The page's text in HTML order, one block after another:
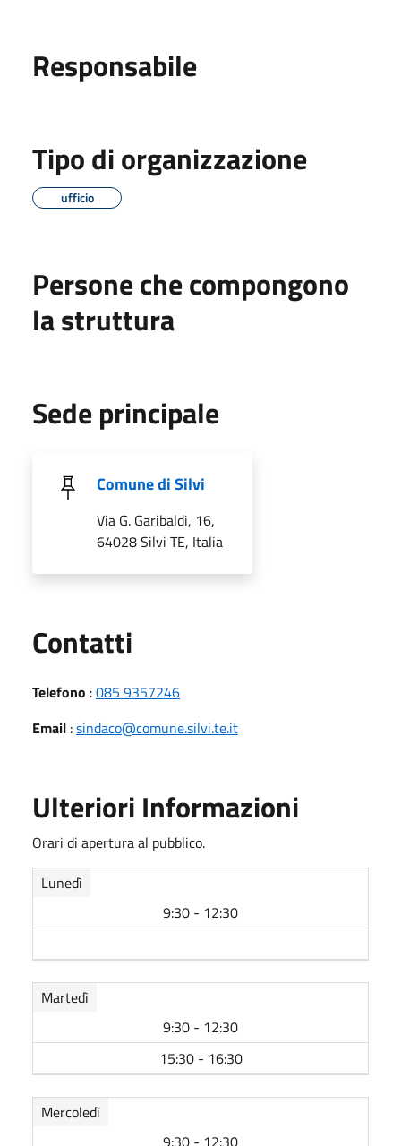
Responsabile
Tipo di organizzazione
ufficio
Persone che compongono
la struttura
Sede principale
Comune di Silvi
Via G. Garibaldi, 16,
64028 Silvi TE, Italia
Contatti
Telefono :085 9357246
Email :sindaco@comune.silvi.te.it
Ulteriori Informazioni
Orari di apertura al pubblico.
Lunedì
9:30 - 12:30
Martedì
9:30 - 12:30
15:30 - 16:30
Mercoledì
9:30 - 12:30